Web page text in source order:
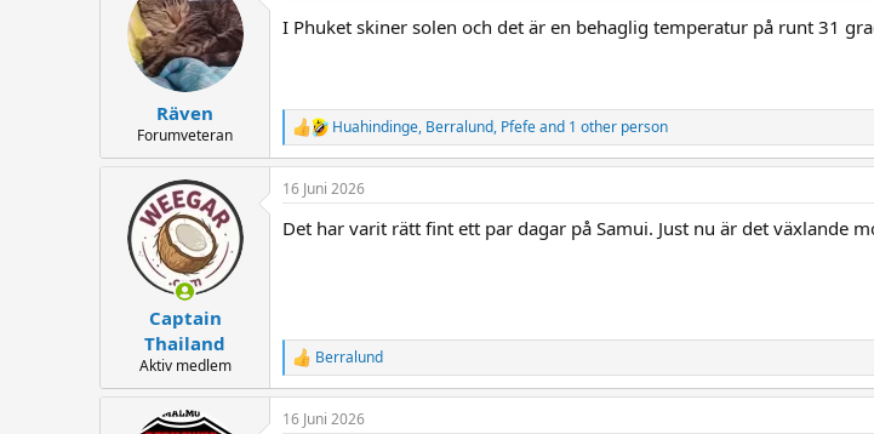
:
Räven
Forumveteran
I Phuket skiner solen och det är en behaglig temperatur på runt 31
R
e
a
c
i
Huahindinge, Berralund, Pfefeand 1 other person
Captain
Thailand
Aktiv medlem
16 Juni 2026
Det har varit rätt fint ett par dagar på Samui. Just nu är det växlande
R
e
a
c
Berralund
16 Juni 2026